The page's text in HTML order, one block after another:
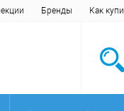
Бренды Как